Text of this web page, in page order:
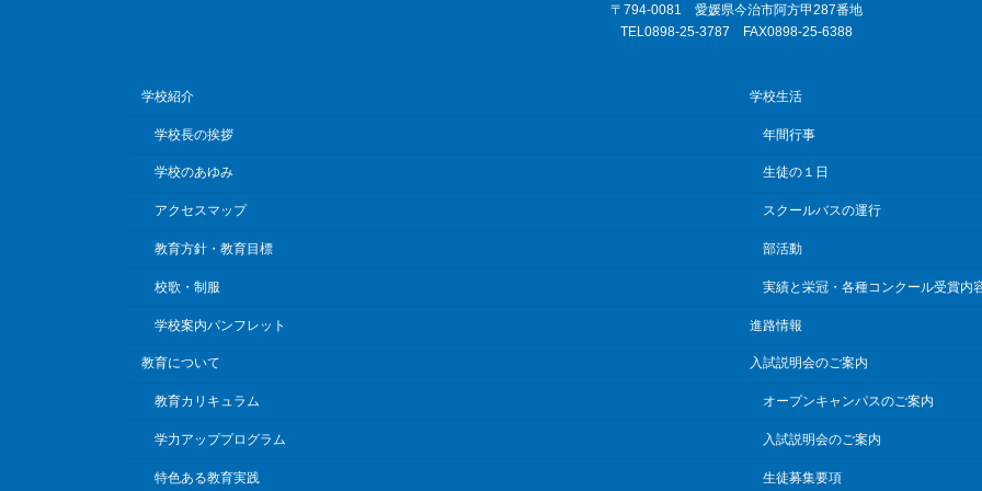
〒794-0081 愛媛県今治市阿方甲287番地
TEL0898-25-3787 FAX0898-25-6388
学校紹介
学校長の挨拶
学校のあゆみ
アクセスマップ
教育方針・教育目標
校歌・制服
学校案内パンフレット
教育について
教育カリキュラム
学力アッププログラム
特色ある教育実践
学校生活
年間行事
生徒の１日
スクールバスの運行
部活動
実績と栄冠・各種コンクール受賞内
進路情報
入試説明会のご案内
オープンキャンパスのご案内
入試説明会のご案内
生徒募集要項